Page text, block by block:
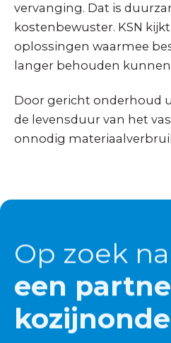
vervanging. Dat is
kostenbewuster. KSN
oplossingen waarmee
langer behouden
Door gericht onderhoud
de levensduur van het
onnodig
Op zoek
een